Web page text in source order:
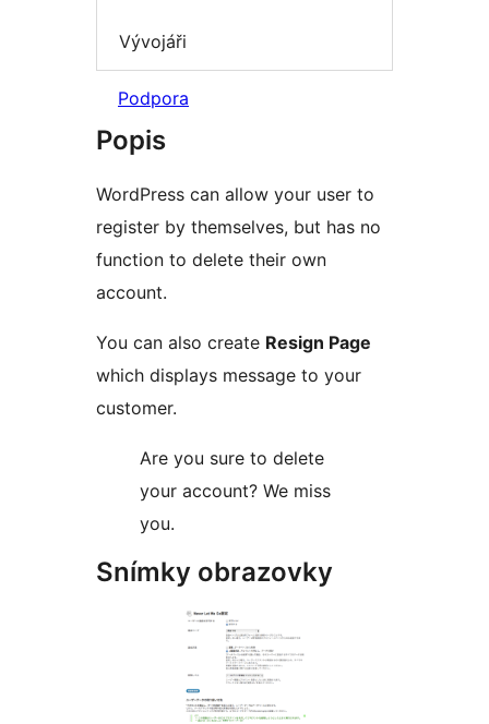
Vývojáři
Podpora
Popis
WordPress can allow your user to
register by themselves, but has no
function to delete their own
account.
You can also create Resign Page
which displays message to your
customer.
Are you sure to delete
your account? We miss
you.
Snímky obrazovky